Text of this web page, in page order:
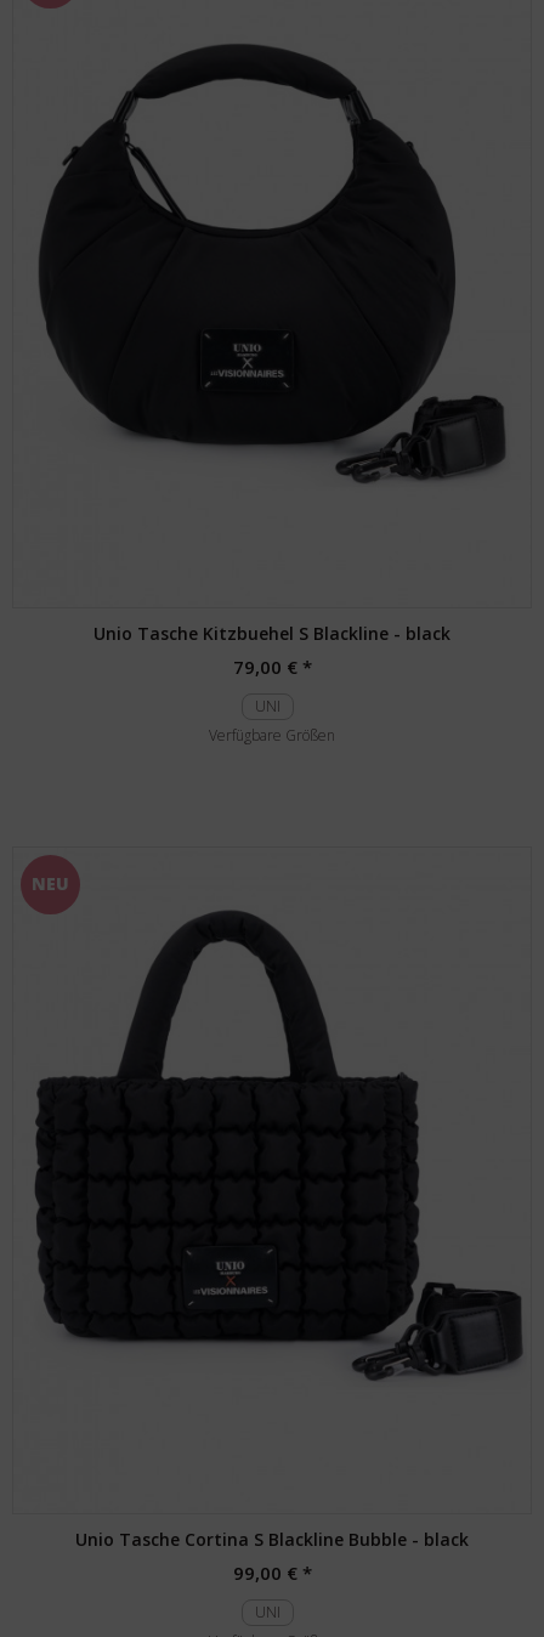
Unio Tasche Kitzbuehel S Blackline - black
79,00 € *
UNI
Verfügbare Größen
NEU
Unio Tasche Cortina S Blackline Bubble - black
99,00 € *
UNI